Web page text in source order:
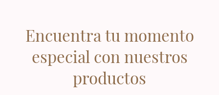
Encuentra tu momento
especial con nuestros
productos